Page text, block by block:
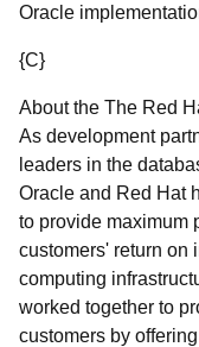
Oracle
{C}
About the The Red
As development
leaders in the
Oracle and Red Hat
to provide maximum
customers' return on
computing
worked together to
customers by